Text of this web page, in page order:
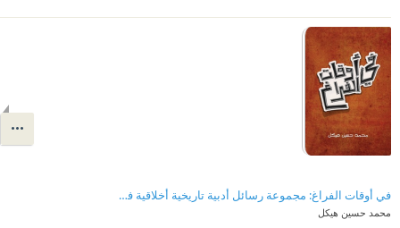
في أوقات الفراغ: مجموعة رسائل أدبية تاريخية أخلاقية فلسفية
محمد حسين هيكل